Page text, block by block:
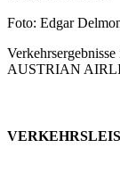
Foto: Edgar
AUSTRIAN